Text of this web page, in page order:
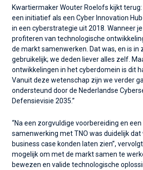
Kwartiermaker Wouter Roelofs kijkt
een initiatief als een Cyber Innovation
in een cyberstrategie uit 2018. Wanneer
profiteren van technologische
de markt samenwerken. Dat was, en is in
gebruikelijk; we deden liever alles zelf.
ontwikkelingen in het cyberdomein is dit
Vanuit deze wetenschap zijn we verder
ondersteund door de Nederlandse
Defensievisie 2035.”
“Na een zorgvuldige voorbereiding en een
samenwerking met TNO was duidelijk dat
business case konden laten zien”,
mogelijk om met de markt samen te
bewezen en valide technologische